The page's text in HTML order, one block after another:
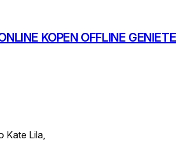
KOPEN OFFLINE
Kate Lila,